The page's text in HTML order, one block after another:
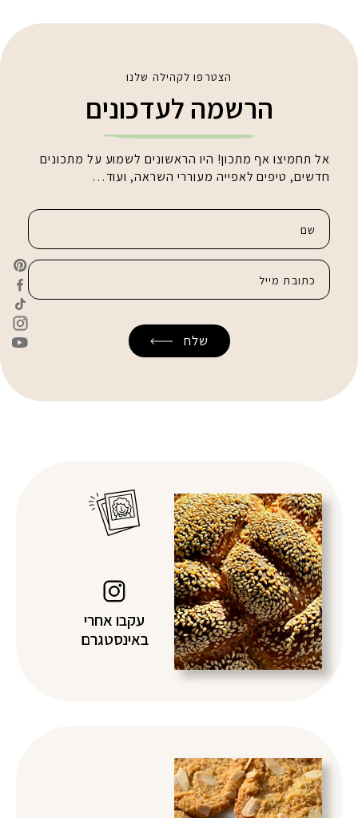
הצטרפו לקהילה שלנו
הרשמה לעדכונים
אל תחמיצו אף מתכון! היו הראשונים לשמוע על מתכונים
חדשים, טיפים לאפייה מעוררי השראה, ועוד…
עקבו אחרי
באינסטגרם